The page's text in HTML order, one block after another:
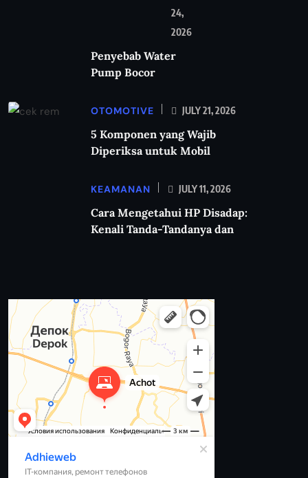
24,
2026
Penyebab Water
Pump Bocor
OTOMOTIVE JULY 21, 2026
5 Komponen yang Wajib
Diperiksa untuk Mobil
KEAMANAN JULY 11, 2026
Cara Mengetahui HP Disadap:
Kenali Tanda-Tandanya dan